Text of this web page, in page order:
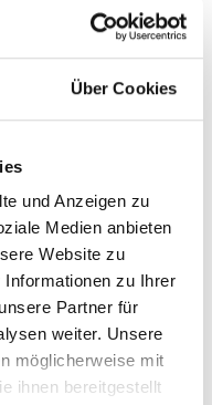
Über Cookies
und Anzeigen zu
Medien anbieten
Website zu
zu Ihrer
Partner für
weiter. Unsere
möglicherweise mit
ihnen bereitgestellt
in
aspirafoglie o
Sono
ad applicare.